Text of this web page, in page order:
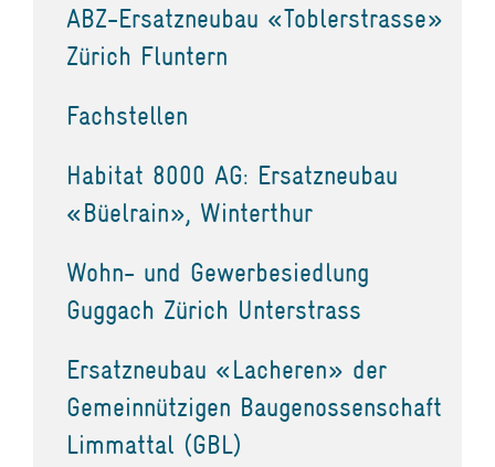
ABZ-Ersatzneubau «Toblerstrasse»
Zürich Fluntern
Fachstellen
Habitat 8000 AG: Ersatzneubau
«Büelrain», Winterthur
Wohn- und Gewerbesiedlung
Guggach Zürich Unterstrass
Ersatzneubau «Lacheren» der
Gemeinnützigen Baugenossenschaft
Limmattal (GBL)